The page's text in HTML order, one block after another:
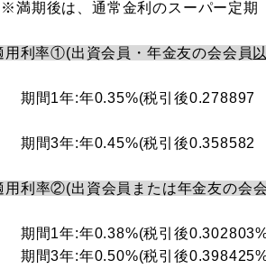
通常金利のスーパー定期
用利率①(出資会員・年金友の会会員
1年:年0.35%(税引後0.278897
3年:年0.45%(税引後0.358582
用利率②(出資会員または年金友の会
1年:年0.38%(税引後0.302803
3年:年0.50%(税引後0.398425